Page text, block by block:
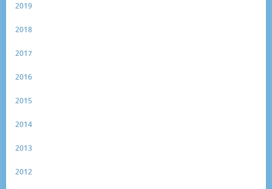
2019
2018
2017
2016
2015
2014
2013
2012